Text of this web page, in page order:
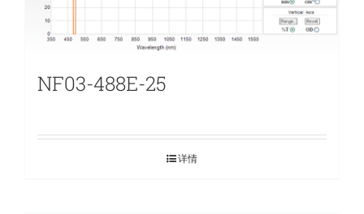
NF03-488E-25
详情